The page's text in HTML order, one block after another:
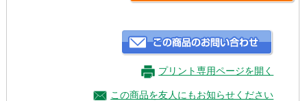
プリント専用ページを開く
この商品を友人にもお知らせください